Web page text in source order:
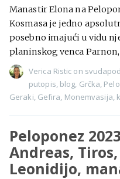
Manastir Elona na
Kosmasa je jedno
posebno imajući u vidu
planinskog venca Parnon,
Verica Ristic on
putopis blog Grčka
Geraki Gefira Monemvasija
Peloponez
Andreas,
Leonidijo,